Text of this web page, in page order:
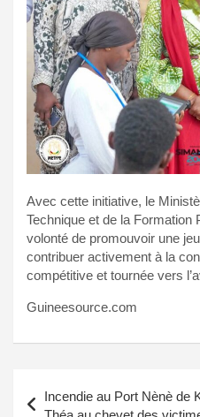
Avec cette initiative, le
Technique et de la Formation
volonté de promouvoir une
contribuer activement à la
compétitive et tournée vers
Guineesource.com
de
Incendie au Port Nènè de